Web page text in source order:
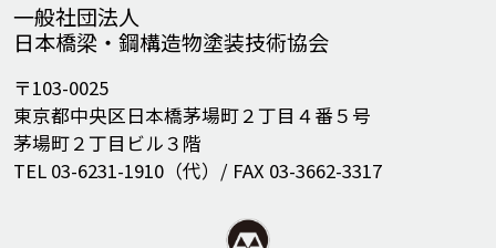
一般社団法人
日本橋梁・鋼構造物塗装技術協会
〒103-0025
東京都中央区日本橋茅場町２丁目４番５号
茅場町２丁目ビル３階
TEL 03-6231-1910（代）/ FAX 03-3662-3317